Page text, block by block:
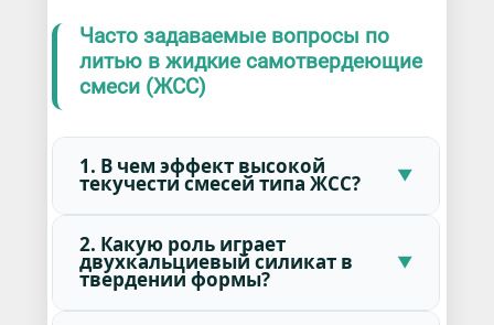
Часто задаваемые вопросы по
литью в жидкие самотвердеющие
смеси (ЖСС)
1. В чем эффект высокой
текучести смесей типа ЖСС?
2. Какую роль играет
двухкальциевый силикат в
твердении формы?